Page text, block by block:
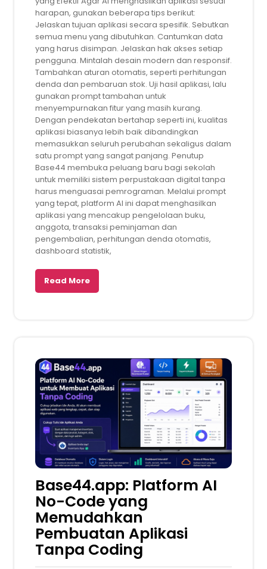
harapan, gunakan beberapa tips berikut:
Jelaskan tujuan aplikasi secara spesifik. Sebutkan
semua menu yang dibutuhkan. Cantumkan data
yang harus disimpan. Jelaskan hak akses setiap
pengguna. Mintalah desain modern dan responsif.
Tambahkan aturan otomatis, seperti perhitungan
denda dan pembaruan stok. Uji hasil aplikasi, lalu
gunakan prompt tambahan untuk
menyempurnakan fitur yang masih kurang.
Dengan pendekatan bertahap seperti ini, kualitas
aplikasi biasanya lebih baik dibandingkan
memasukkan seluruh perubahan sekaligus dalam
satu prompt yang sangat panjang. Penutup
Base44 membuka peluang baru bagi sekolah
untuk memiliki sistem perpustakaan digital tanpa
harus menguasai pemrograman. Melalui prompt
yang tepat, platform AI ini dapat menghasilkan
aplikasi yang mencakup pengelolaan buku,
anggota, transaksi peminjaman dan
pengembalian, perhitungan denda otomatis,
dashboard statistik,
Read More
Base44.app: Platform AI
No-Code yang
Memudahkan
Pembuatan Aplikasi
Tanpa Coding